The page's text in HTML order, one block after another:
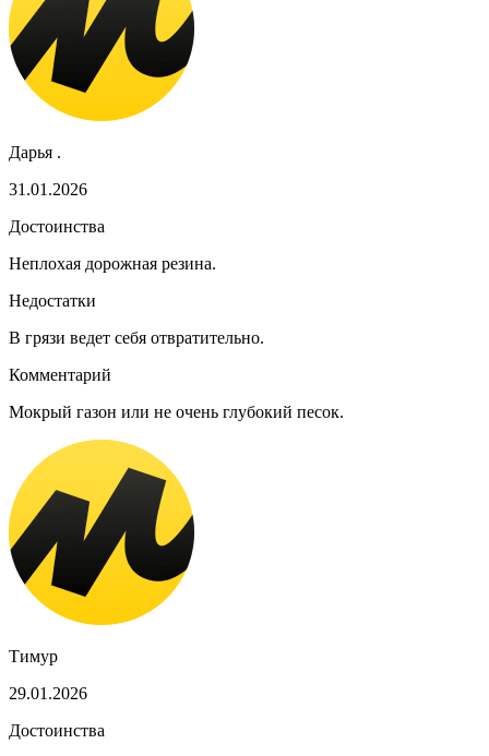
Дарья .
31.01.2026
Достоинства
Неплохая дорожная резина.
Недостатки
В грязи ведет себя отвратительно.
Комментарий
Мокрый газон или не очень глубокий песок.
Тимур
29.01.2026
Достоинства